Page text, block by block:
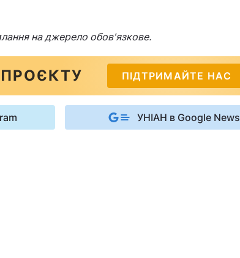
на джерело обов'язкове.
ПІДТРИМАЙТЕ НАС
УНІАН в Google News